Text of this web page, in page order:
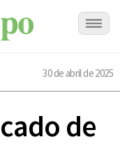
30 de abril de 2025
de